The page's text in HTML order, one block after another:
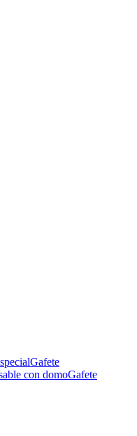
Gafete
con domoGafete